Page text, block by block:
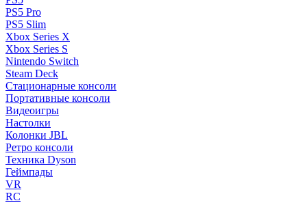
PS5 Pro
PS5 Slim
Xbox Series X
Xbox Series S
Nintendo Switch
Steam Deck
Стационарные консоли
Портативные консоли
Видеоигры
Настолки
Колонки JBL
Ретро консоли
Техника Dyson
Геймпады
VR
RC